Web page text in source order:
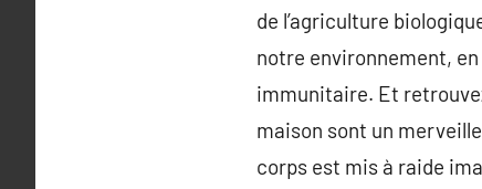
de l’agriculture
notre environnement,
immunitaire. Et
maison sont un
corps est mis à raide